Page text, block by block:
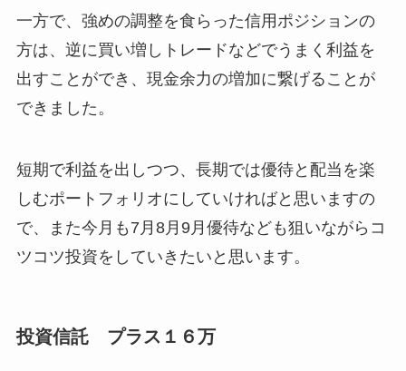
一方で、強めの調整を食らった信用ポジションの
方は、逆に買い増しトレードなどでうまく利益を
出すことができ、現金余力の増加に繋げることが
できました。
短期で利益を出しつつ、長期では優待と配当を楽
しむポートフォリオにしていければと思いますの
で、また今月も7月8月9月優待なども狙いながらコ
ツコツ投資をしていきたいと思います。
投資信託 プラス１６万